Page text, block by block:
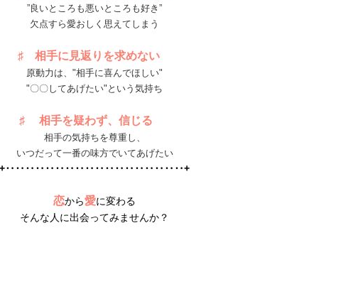
”良いところも悪いところも好き”
欠点すら愛おしく思えてしまう
♯ 相手に見返りを求めない
原動力は、"相手に喜んでほしい"
"〇〇してあげたい"という気持ち
♯ 相手を疑わず、信じる
相手の気持ちを尊重し、
いつだって一番の味方でいてあげたい
+‥‥‥‥‥‥‥‥‥‥‥‥‥‥‥‥‥‥+
恋から愛に変わる
そんな人に出会ってみませんか？